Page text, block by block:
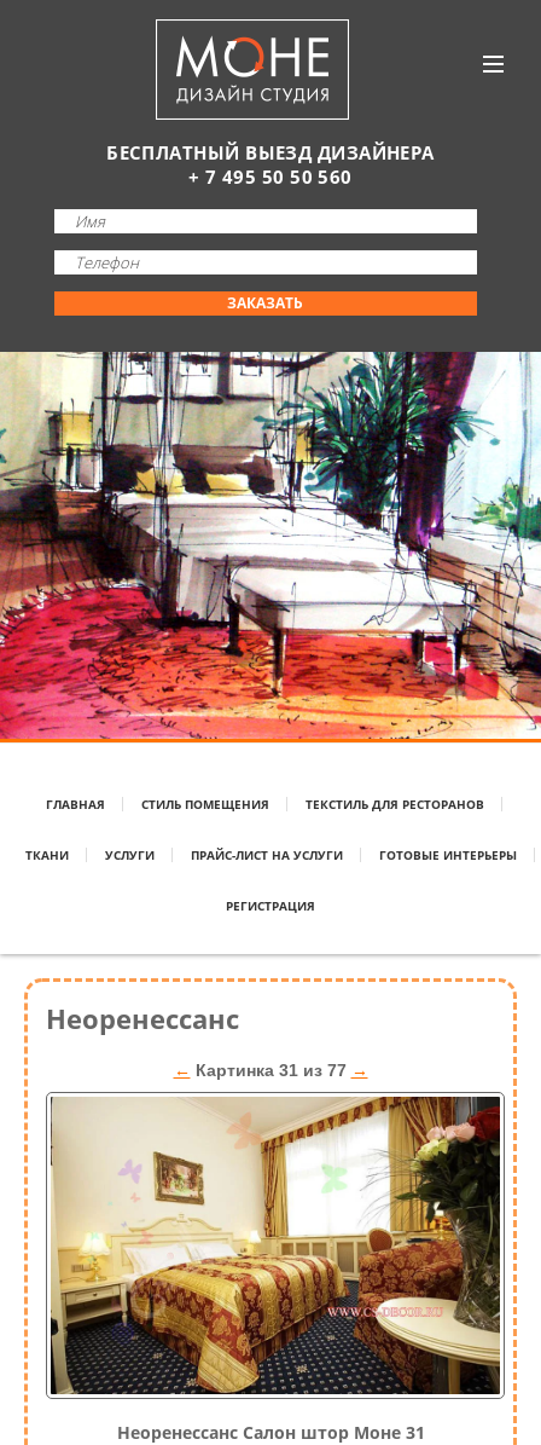
БЕСПЛАТНЫЙ ВЫЕЗД ДИЗАЙНЕРА
+ 7 495 50 50 560
ЗАКАЗАТЬ
ГЛАВНАЯ СТИЛЬ ПОМЕЩЕНИЯ ТЕКСТИЛЬ ДЛЯ РЕСТОРАНОВ
ТКАНИ УСЛУГИ ПРАЙС-ЛИСТ НА УСЛУГИ ГОТОВЫЕ ИНТЕРЬЕРЫ
РЕГИСТРАЦИЯ
Неоренессанс
← Картинка 31 из 77 →
Неоренессанс Салон штор Моне 31